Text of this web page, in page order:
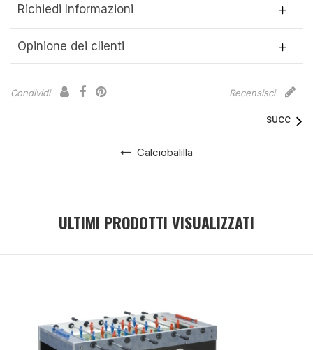
Richiedi Informazioni
Opinione dei clienti
Condividi Recensisci
SUCC
Calciobalilla
ULTIMI PRODOTTI VISUALIZZATI